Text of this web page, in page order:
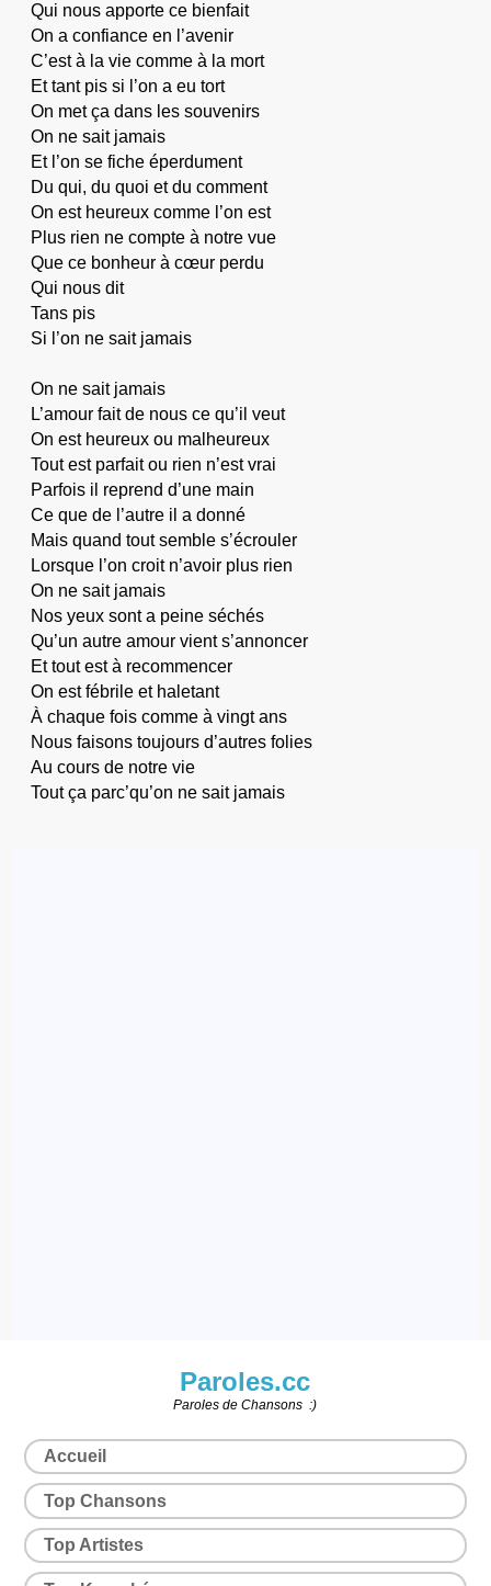
Qui nous apporte ce bienfait
On a confiance en l’avenir
C’est à la vie comme à la mort
Et tant pis si l’on a eu tort
On met ça dans les souvenirs
On ne sait jamais
Et l’on se fiche éperdument
Du qui, du quoi et du comment
On est heureux comme l’on est
Plus rien ne compte à notre vue
Que ce bonheur à cœur perdu
Qui nous dit
Tans pis
Si l’on ne sait jamais
On ne sait jamais
L’amour fait de nous ce qu’il veut
On est heureux ou malheureux
Tout est parfait ou rien n’est vrai
Parfois il reprend d’une main
Ce que de l’autre il a donné
Mais quand tout semble s’écrouler
Lorsque l’on croit n’avoir plus rien
On ne sait jamais
Nos yeux sont a peine séchés
Qu’un autre amour vient s’annoncer
Et tout est à recommencer
On est fébrile et haletant
À chaque fois comme à vingt ans
Nous faisons toujours d’autres folies
Au cours de notre vie
Tout ça parc’qu’on ne sait jamais
Paroles.cc
Paroles de Chansons :)
Accueil
Top Chansons
Top Artistes